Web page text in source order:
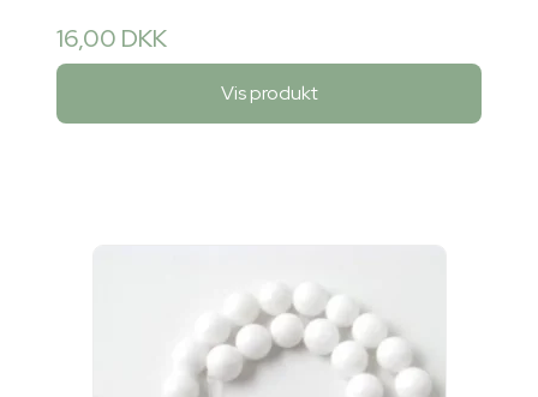
16,00 DKK
Vis produkt